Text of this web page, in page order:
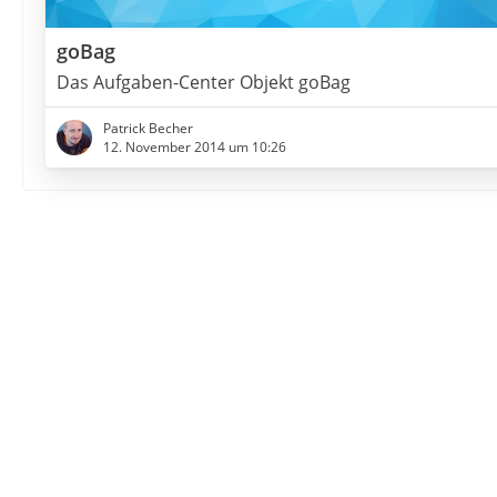
goBag
Das Aufgaben-Center Objekt goBag
Patrick Becher
12. November 2014 um 10:26